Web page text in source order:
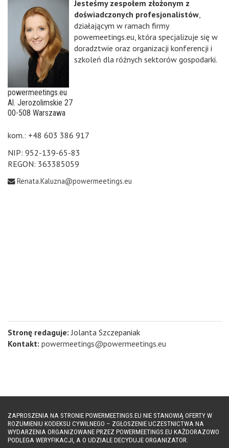
Jesteśmy zespołem złożonym z
doświadczonych profesjonalistów,
działającym w ramach firmy
powemeetings.eu, która specjalizuje się w
doradztwie oraz organizacji konferencji i
szkoleń dla różnych sektorów gospodarki.
powermeetings.eu
Al. Jerozolimskie 27
00-508 Warszawa
kom.: +48 603 386 917
NIP: 952-139-65-83
REGON: 363385059
Renata.Kaluzna@powermeetings.eu
Stronę redaguje: Jolanta Szczepaniak
Kontakt: powermeetings@powermeetings.eu
ZAPROSZENIA NA STRONIE POWERMEETINGS.EU NIE STANOWIĄ OFERTY W
ROZUMIENIU KODEKSU CYWILNEGO – ZGŁOSZENIE UCZESTNICTWA NA
WYDARZENIA ORGANIZOWANE PRZEZ POWERMEETINGS.EU KAŻDORAZOWO
PODLEGA WERYFIKACJI, A O UDZIALE DECYDUJE ORGANIZATOR.